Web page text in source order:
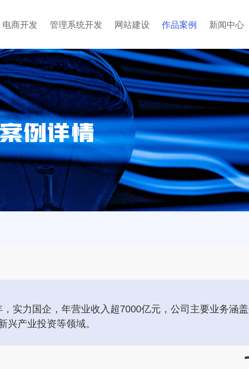
电商开发 管理系统开发 网站建设 作品案例 新闻中心
实力国企，年营业收入超7000亿元，公司主要业务涵
兴产业投资等领域。